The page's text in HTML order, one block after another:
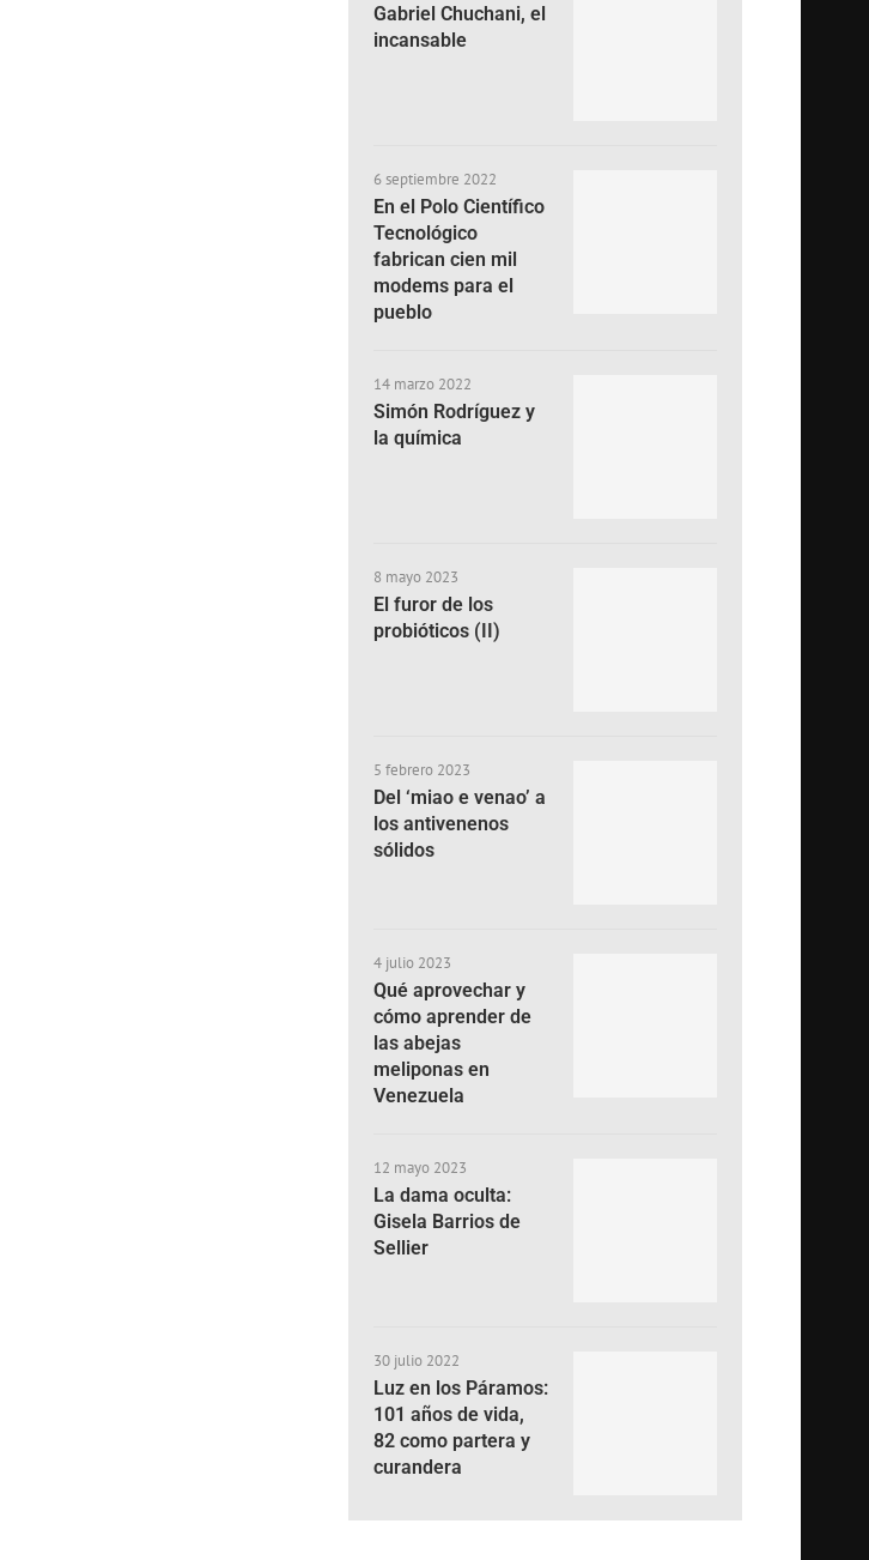
Gabriel Chuchani, el
incansable
6 septiembre 2022
En el Polo Científico
Tecnológico
fabrican cien mil
modems para el
pueblo
14 marzo 2022
Simón Rodríguez y
la química
8 mayo 2023
El furor de los
probióticos (II)
5 febrero 2023
Del ‘miao e venao’ a
los antivenenos
sólidos
4 julio 2023
Qué aprovechar y
cómo aprender de
las abejas
meliponas en
Venezuela
12 mayo 2023
La dama oculta:
Gisela Barrios de
Sellier
30 julio 2022
Luz en los Páramos:
101 años de vida,
82 como partera y
curandera